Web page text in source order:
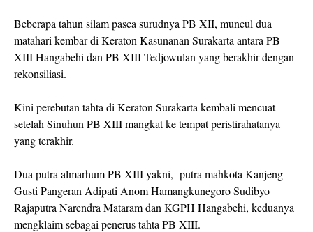
Beberapa tahun silam pasca surudnya PB XII, muncul dua
matahari kembar di Keraton Kasunanan Surakarta antara PB
XIII Hangabehi dan PB XIII Tedjowulan yang berakhir dengan
rekonsiliasi.
Kini perebutan tahta di Keraton Surakarta kembali mencuat
setelah Sinuhun PB XIII mangkat ke tempat peristirahatanya
yang terakhir.
Dua putra almarhum PB XIII yakni, putra mahkota Kanjeng
Gusti Pangeran Adipati Anom Hamangkunegoro Sudibyo
Rajaputra Narendra Mataram dan KGPH Hangabehi, keduanya
mengklaim sebagai penerus tahta PB XIII.